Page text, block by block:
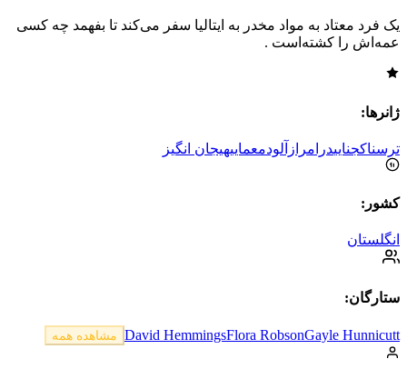
یک فرد معتاد به مواد مخدر به ایتالیا سفر می‌کند تا بفهمد چه کسی
عمه‌اش را کشته‌است .
ژانرها:
ترسناکجناییدرامرازآلودمعماییهیجان انگیز
کشور:
انگلستان
ستارگان:
David HemmingsFlora RobsonGayle Hunnicutt مشاهده همه